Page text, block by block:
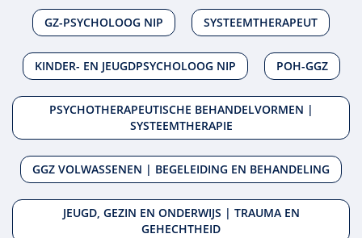
GZ-PSYCHOLOOG NIP SYSTEEMTHERAPEUT
KINDER- EN JEUGDPSYCHOLOOG NIP POH-GGZ
PSYCHOTHERAPEUTISCHE BEHANDELVORMEN |
SYSTEEMTHERAPIE
GGZ VOLWASSENEN | BEGELEIDING EN BEHANDELING
JEUGD, GEZIN EN ONDERWIJS | TRAUMA EN
GEHECHTHEID